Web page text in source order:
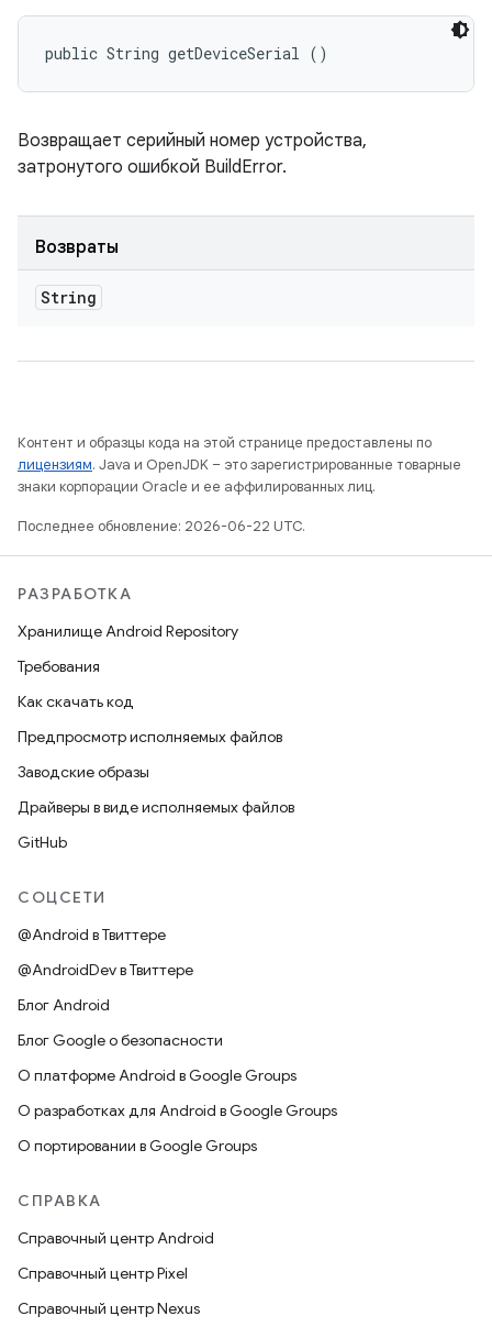
public String getDeviceSerial ()
Возвращает серийный номер устройства,
затронутого ошибкой BuildError.
Возвраты
String
Контент и образцы кода на этой странице предоставлены по
лицензиям. Java и OpenJDK – это зарегистрированные товарные
знаки корпорации Oracle и ее аффилированных лиц.
Последнее обновление: 2026-06-22 UTC.
РАЗРАБОТКА
Хранилище Android Repository
Требования
Как скачать код
Предпросмотр исполняемых файлов
Заводские образы
Драйверы в виде исполняемых файлов
GitHub
СОЦСЕТИ
@Android в Твиттере
@AndroidDev в Твиттере
Блог Android
Блог Google о безопасности
О платформе Android в Google Groups
О разработках для Android в Google Groups
О портировании в Google Groups
СПРАВКА
Справочный центр Android
Справочный центр Pixel
Справочный центр Nexus